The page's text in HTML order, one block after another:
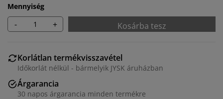
Mennyiség
- + Kosárba tesz
Korlátlan termékvisszavétel
Időkorlát nélkül - bármelyik JYSK áruházban
Árgarancia
30 napos árgarancia minden termékre